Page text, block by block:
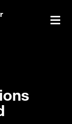
tingimused
Creator